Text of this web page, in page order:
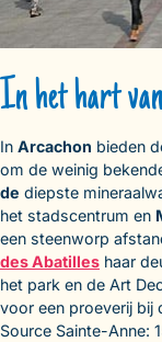
In het hart
In Arcachon bieden
om de weinig
de diepste
het stadscentrum en
een steenworp
des Abatilles haar
het park en de Art
voor een proeverij bij
Source Sainte-Anne: